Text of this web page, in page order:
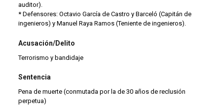
auditor).
* Defensores: Octavio García de Castro y Barceló (Capitán de
ingenieros) y Manuel Raya Ramos (Teniente de ingenieros).
Acusación/Delito
Terrorismo y bandidaje
Sentencia
Pena de muerte (conmutada por la de 30 años de reclusión
perpetua)